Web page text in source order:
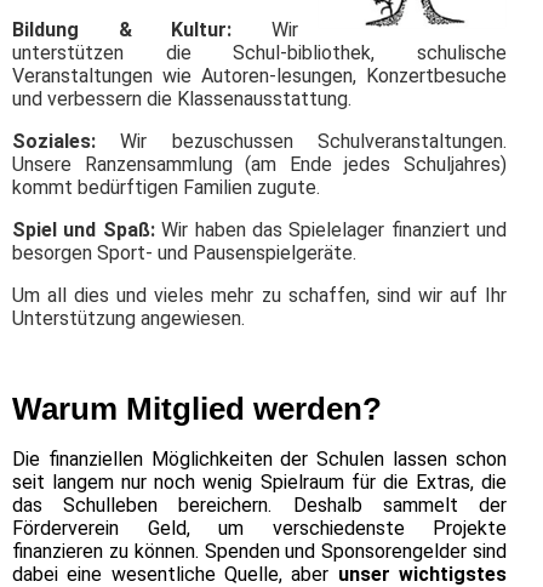
Bildung & Kultur:Wir
unterstützen die Schul-bibliothek, schulische
Veranstaltungen wie Autoren-lesungen, Konzertbesuche
und verbessern die Klassenausstattung.
Soziales:Wir bezuschussen Schulveranstaltungen.
Unsere Ranzensammlung (am Ende jedes Schuljahres)
kommt bedürftigen Familien zugute.
Spiel und Spaß:Wir haben das Spielelager finanziert und
besorgen Sport- und Pausenspielgeräte.
Um all dies und vieles mehr zu schaffen, sind wir auf Ihr
Unterstützung angewiesen.
Warum Mitglied werden?
Die finanziellen Möglichkeiten der Schulen lassen schon
seit langem nur noch wenig Spielraum für die Extras, die
das Schulleben bereichern. Deshalb sammelt der
Förderverein Geld, um verschiedenste Projekte
finanzieren zu können. Spenden und Sponsorengelder sind
dabei eine wesentliche Quelle, aber unser wichtigstes